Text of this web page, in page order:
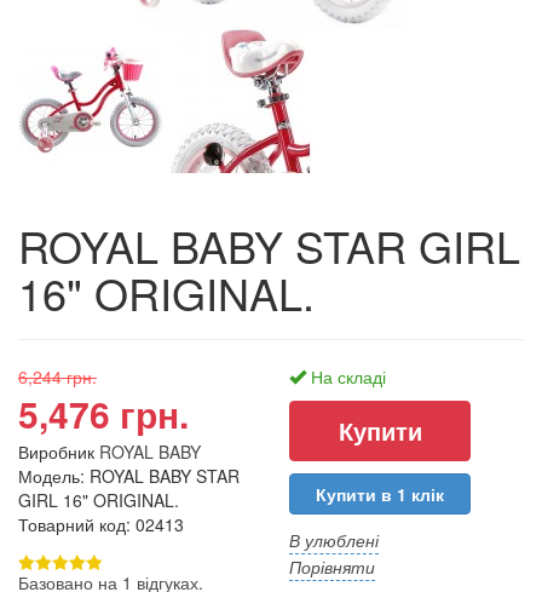
ROYAL BABY STAR GIRL
16" ORIGINAL.
6,244 грн.
5,476 грн.
Виробник ROYAL BABY
Модель: ROYAL BABY STAR
GIRL 16" ORIGINAL.
Товарний код: 02413
Базовано на 1 відгуках.
На складі
Купити в 1 клік
В улюблені
Порівняти